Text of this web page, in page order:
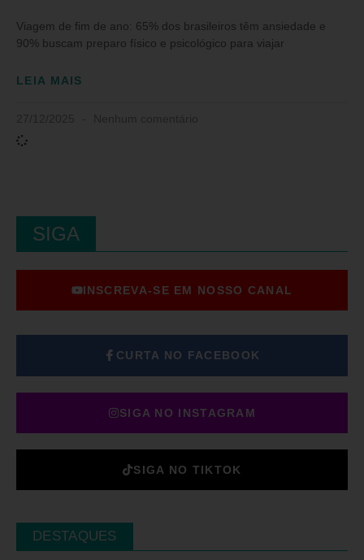
Viagem de fim de ano: 65% dos brasileiros têm ansiedade e
90% buscam preparo físico e psicológico para viajar
LEIA MAIS
SIGA
INSCREVA-SE EM NOSSO CANAL
CURTA NO FACEBOOK
SIGA NO INSTAGRAM
SIGA NO TIKTOK
DESTAQUES